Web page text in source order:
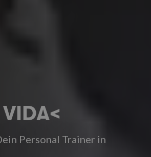
Personal Trainer in